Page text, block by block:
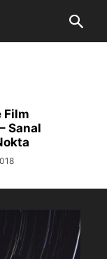
Film
Sanal